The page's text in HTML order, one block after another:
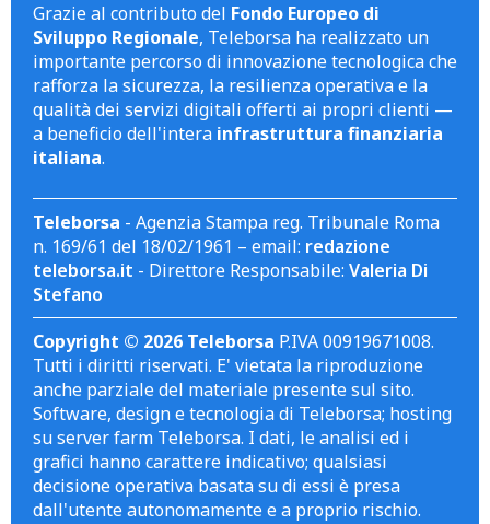
Grazie al contributo del Fondo Europeo di
Sviluppo Regionale, Teleborsa ha realizzato un
importante percorso di innovazione tecnologica che
rafforza la sicurezza, la resilienza operativa e la
qualità dei servizi digitali offerti ai propri clienti —
a beneficio dell'intera infrastruttura finanziaria
italiana.
Teleborsa - Agenzia Stampa reg. Tribunale Roma
n. 169/61 del 18/02/1961 – email: redazione
teleborsa.it - Direttore Responsabile: Valeria Di
Stefano
Copyright © 2026 Teleborsa P.IVA 00919671008.
Tutti i diritti riservati. E' vietata la riproduzione
anche parziale del materiale presente sul sito.
Software, design e tecnologia di Teleborsa; hosting
su server farm Teleborsa. I dati, le analisi ed i
grafici hanno carattere indicativo; qualsiasi
decisione operativa basata su di essi è presa
dall'utente autonomamente e a proprio rischio.